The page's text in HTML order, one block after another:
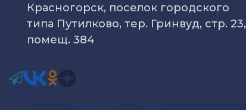
Красногорск, поселок городского
типа Путилково, тер. Гринвуд, стр. 23,
помещ. 384